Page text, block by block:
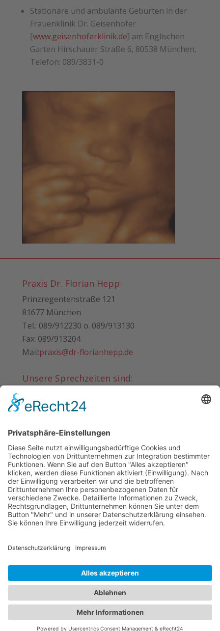
Stationäre und ambulante Geburten in der
Frauenklinik Dr. Geisenhofer
[www.geisenhoferklinik.de] am Englischen
Garten Hirschauer Straße 6, 80538 München,
Telefon: 089/3831-0
Praxis Dr. Florian Hepp
Prinzregentenstraße 121
81677 München
Tel.: 089/912230 o. 089/913130
Fax: 089/913204
Mail:praxis@dr-florianhepp.de
Unsere Sprechzeiten sind:
Montag 10:00 - 12:00
Dienstag 08:00 - 12:00
Mittwoch 08:00 - 13:00 .
Donnerstag 08:00 - 12:00 13:00 - 17:00
Freitag 08:00 - 12:00 .
Datenschutz
Impressum